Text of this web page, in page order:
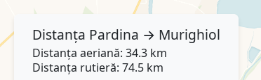
Distanța Pardina → Murighiol
Distanța aeriană: 34.3 km
Distanța rutieră: 74.5 km